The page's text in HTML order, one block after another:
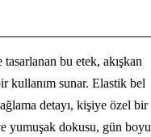
bu etek, akışkan
kullanım sunar. Elastik bel
detayı, kişiye özel bir
yumuşak dokusu, gün boyu